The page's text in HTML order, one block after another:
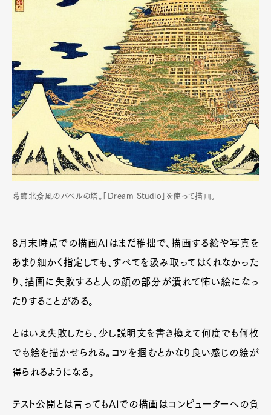
葛飾北斎風のバベルの塔。「Dream Studio」を使って描画。
8月末時点での描画AIはまだ稚拙で、描画する絵や写真を
あまり細かく指定しても、すべてを汲み取ってはくれなかった
り、描画に失敗すると人の顔の部分が潰れて怖い絵になっ
たりすることがある。
とはいえ失敗したら、少し説明文を書き換えて何度でも何枚
でも絵を描かせられる。コツを掴むとかなり良い感じの絵が
得られるようになる。
テスト公開とは言ってもAIでの描画はコンピューターへの負